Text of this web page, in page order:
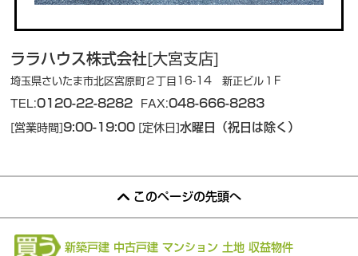
ララハウス株式会社 [大宮支店]
埼玉県さいたま市北区宮原町２丁目16-14 新正ビル１F
TEL:0120-22-8282 FAX:048-666-8283
[営業時間] 9:00-19:00 [定休日]水曜日（祝日は除く）
このページの先頭へ
新築戸建 中古戸建 マンション 土地 収益物件